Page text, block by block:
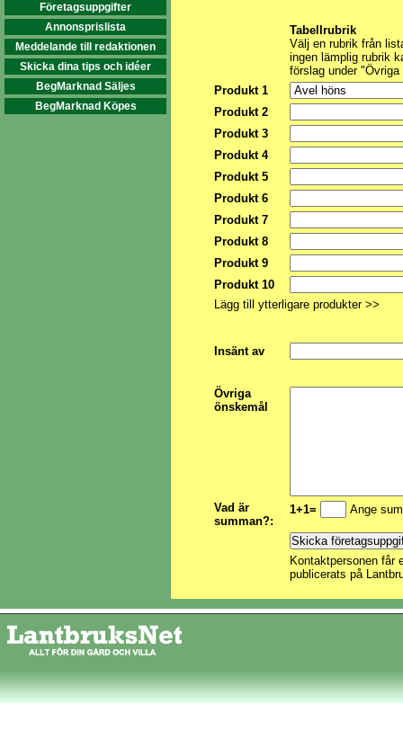
Företagsuppgifter
Annonsprislista
Meddelande till redaktionen
Skicka dina tips och idéer
BegMarknad Säljes
BegMarknad Köpes
Tabellrubrik
Välj en rubrik från
ingen lämplig rubrik
förslag under
Produkt 1
Produkt 2
Produkt 3
Produkt 4
Produkt 5
Produkt 6
Produkt 7
Produkt 8
Produkt 9
Produkt 10
Lägg till ytterligare produkter >>
Insänt av
Övriga
önskemål
Vad är
summan?:
1+1= Ange
Kontaktpersonen får
publicerats på